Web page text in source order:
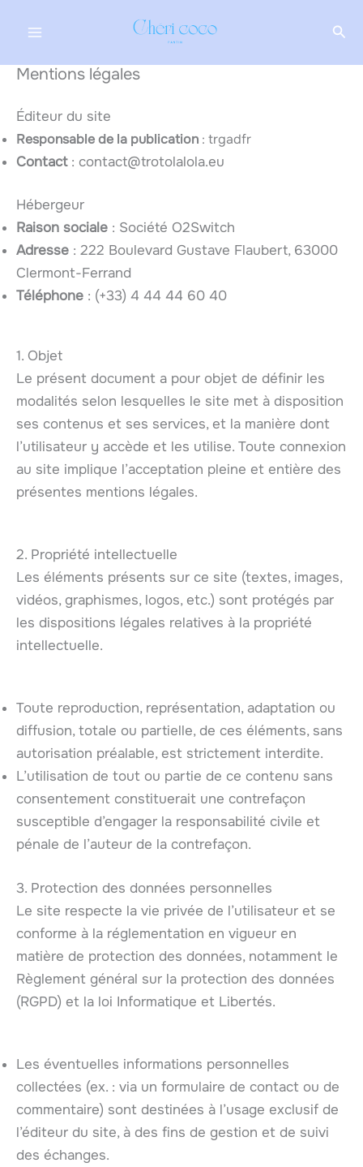
Mentions légales
Éditeur du site
Responsable de la publication : trgadfr
Contact: contact@trotolalola.eu
Hébergeur
Raison sociale : Société O2Switch
Adresse : 222 Boulevard Gustave Flaubert, 63000
Clermont-Ferrand
Téléphone : (+33) 4 44 44 60 40
1. Objet
Le présent document a pour objet de définir les
modalités selon lesquelles le site met à disposition
ses contenus et ses services, et la manière dont
l’utilisateur y accède et les utilise. Toute connexion
au site implique l’acceptation pleine et entière des
présentes mentions légales.
2. Propriété intellectuelle
Les éléments présents sur ce site (textes, images,
vidéos, graphismes, logos, etc.) sont protégés par
les dispositions légales relatives à la propriété
intellectuelle.
Toute reproduction, représentation, adaptation ou
diffusion, totale ou partielle, de ces éléments, sans
autorisation préalable, est strictement interdite.
L’utilisation de tout ou partie de ce contenu sans
consentement constituerait une contrefaçon
susceptible d’engager la responsabilité civile et
pénale de l’auteur de la contrefaçon.
3. Protection des données personnelles
Le site respecte la vie privée de l’utilisateur et se
conforme à la réglementation en vigueur en
matière de protection des données, notamment le
Règlement général sur la protection des données
(RGPD) et la loi Informatique et Libertés.
Les éventuelles informations personnelles
collectées (ex. : via un formulaire de contact ou de
commentaire) sont destinées à l’usage exclusif de
l’éditeur du site, à des fins de gestion et de suivi
des échanges.